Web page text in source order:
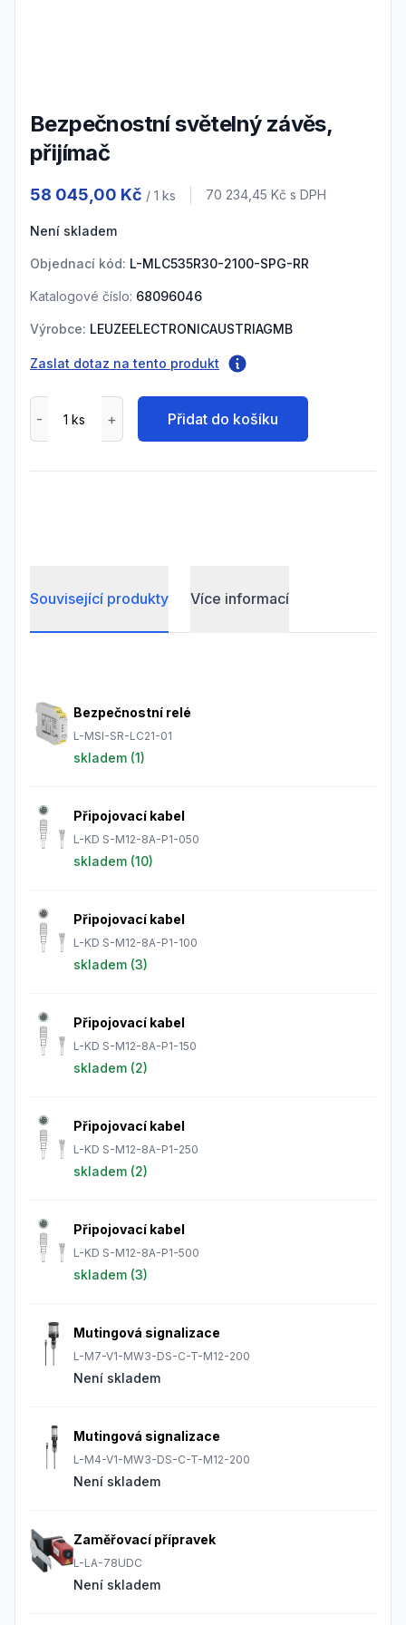
Bezpečnostní světelný závěs,
přijímač
58 045,00 Kč / 1 ks Cena s DPH
70 234,45 Kč s DPH
Není skladem
Objednací kód: L-MLC535R30-2100-SPG-RR
Katalogové číslo: 68096046
Výrobce: LEUZEELECTRONICAUSTRIAGMB
Zaslat dotaz na tento produkt
Přidat do košíku
Související produkty Více informací
Bezpečnostní relé
L-MSI-SR-LC21-01
skladem (1)
Připojovací kabel
L-KD S-M12-8A-P1-050
skladem (10)
Připojovací kabel
L-KD S-M12-8A-P1-100
skladem (3)
Připojovací kabel
L-KD S-M12-8A-P1-150
skladem (2)
Připojovací kabel
L-KD S-M12-8A-P1-250
skladem (2)
Připojovací kabel
L-KD S-M12-8A-P1-500
skladem (3)
Mutingová signalizace
L-M7-V1-MW3-DS-C-T-M12-200
Není skladem
Mutingová signalizace
L-M4-V1-MW3-DS-C-T-M12-200
Není skladem
Zaměřovací přípravek
L-LA-78UDC
Není skladem